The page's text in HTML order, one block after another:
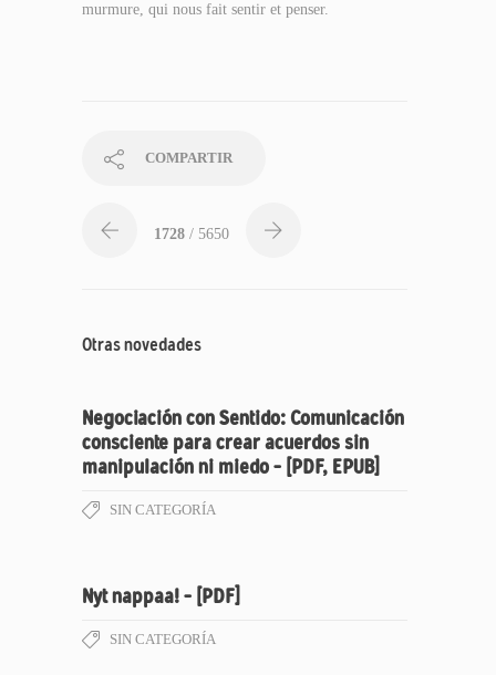
murmure, qui nous fait sentir et penser.
COMPARTIR
1728 / 5650
Otras novedades
Negociación con Sentido: Comunicación
consciente para crear acuerdos sin
manipulación ni miedo – [PDF, EPUB]
SIN CATEGORÍA
Nyt nappaa! – [PDF]
SIN CATEGORÍA